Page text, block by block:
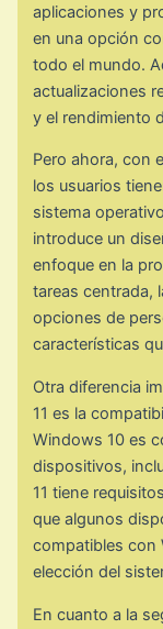
aplicaciones y
en una opción
todo el mundo.
actualizaciones
y el rendimiento
Pero ahora, con
los usuarios
sistema
introduce un
enfoque en la
tareas centrada,
opciones de
características
Otra diferencia
11 es la
Windows 10 es
dispositivos,
11 tiene
que algunos
compatibles con
elección del
En cuanto a la